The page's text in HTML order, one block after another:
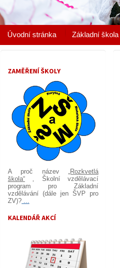
Úvodní stránka Základní škola
ZAMĚŘENÍ ŠKOLY
A proč název
„Rozkvetlá
škola“ , Školní vzdělávací
program pro Základní
vzdělávání (dále jen ŠVP pro
ZV)?
KALENDÁŘ AKCÍ